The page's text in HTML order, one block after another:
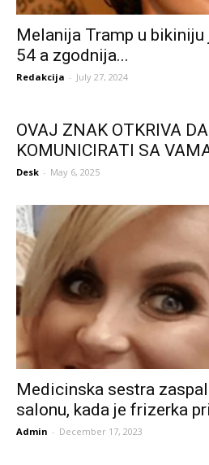
Melanija Tramp u
54 a zgodnija...
Redakcija - July 27, 2024
OVAJ ZNAK OTKRIVA
KOMUNICIRATI SA
Desk - May 6, 2025
Medicinska sestra
salonu, kada je frizerka
Admin - December 17, 2023